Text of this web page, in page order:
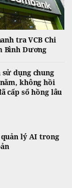
tra VCB Chi
Bình Dương
dụng chung
không hồi
cấp sổ hồng lâu
lý AI trong